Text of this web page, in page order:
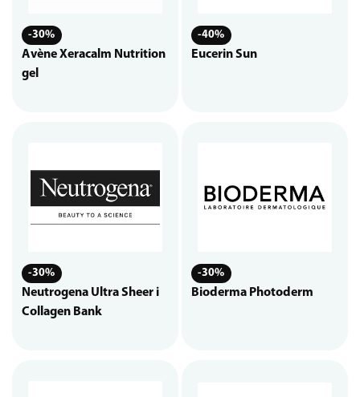
-30%
Avène Xeracalm Nutrition
gel
-40%
Eucerin Sun
-30%
Neutrogena Ultra Sheer i
Collagen Bank
-30%
Bioderma Photoderm